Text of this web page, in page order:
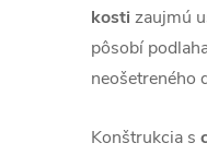
kosti zaujmú
pôsobí
neošetreného
Konštrukcia s